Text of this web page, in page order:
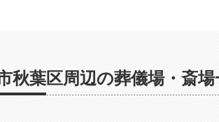
秋葉区周辺の葬儀場・斎